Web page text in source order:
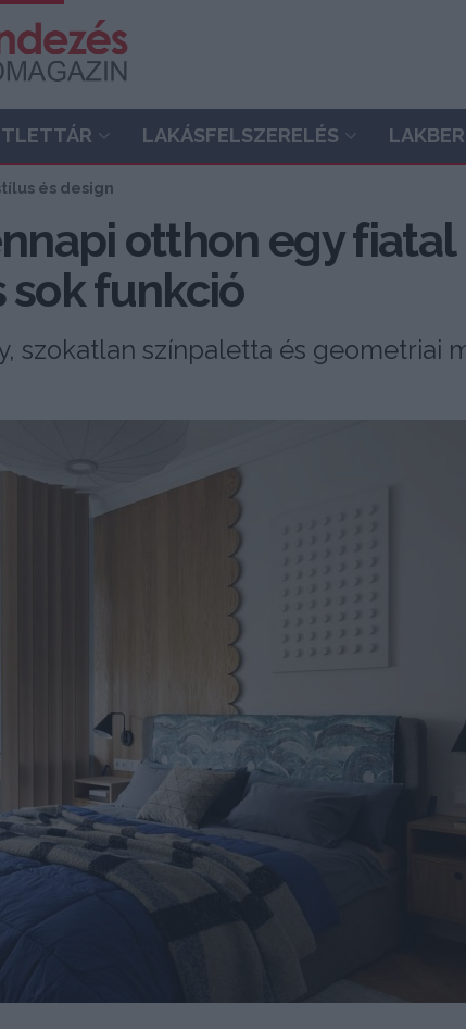
LAKÁSFELSZERELÉS
és design
otthon egy fiatal
sok funkció
szokatlan színpaletta és geometriai